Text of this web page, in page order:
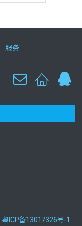
服务
粤ICP备13017326号-1